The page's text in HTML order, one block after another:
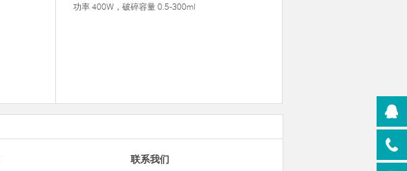
功率 400W，破碎容量 0.5-300ml
联系我们